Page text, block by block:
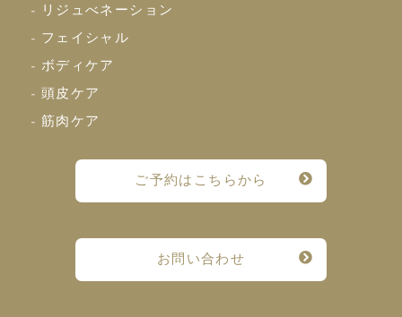
- リジュべネーション
- フェイシャル
- ボディケア
- 頭皮ケア
- 筋肉ケア
ご予約はこちらから
お問い合わせ